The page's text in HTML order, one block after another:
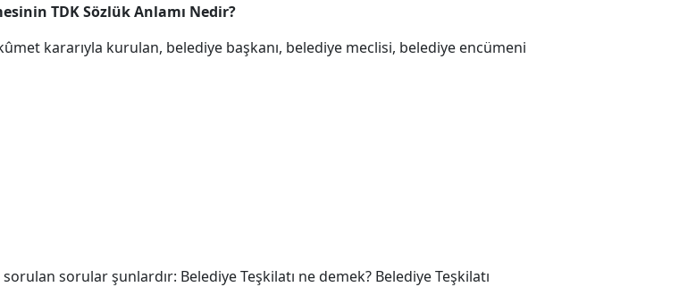
TDK Sözlük Anlamı Nedir?
kararıyla kurulan, belediye başkanı, belediye meclisi, belediye encümeni
sorular şunlardır: Belediye Teşkilatı ne demek? Belediye Teşkilatı